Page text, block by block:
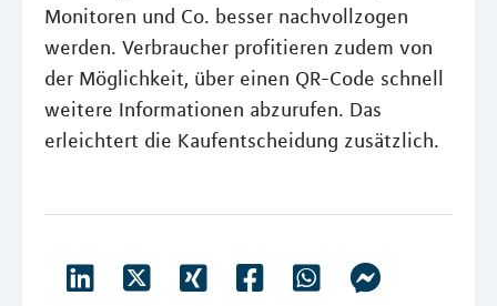
Monitoren und Co. besser nachvollzogen
werden. Verbraucher profitieren zudem von
der Möglichkeit, über einen QR-Code schnell
weitere Informationen abzurufen. Das
erleichtert die Kaufentscheidung zusätzlich.